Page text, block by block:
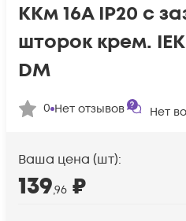
ККм 16А IP20 с
шторок крем. IEK
DM
0 Нет отзывов Нет
Ваша цена (шт):
139,96 ₽